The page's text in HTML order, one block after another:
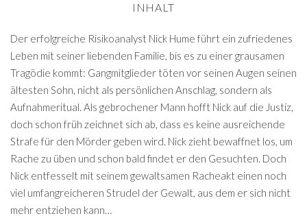
INHALT
Der erfolgreiche Risikoanalyst Nick Hume führt ein zufriedenes
Leben mit seiner liebenden Familie, bis es zu einer grausamen
Tragödie kommt: Gangmitglieder töten vor seinen Augen seinen
ältesten Sohn, nicht als persönlichen Anschlag, sondern als
Aufnahmeritual. Als gebrochener Mann hofft Nick auf die Justiz,
doch schon früh zeichnet sich ab, dass es keine ausreichende
Strafe für den Mörder geben wird. Nick zieht bewaffnet los, um
Rache zu üben und schon bald findet er den Gesuchten. Doch
Nick entfesselt mit seinem gewaltsamen Racheakt einen noch
viel umfangreicheren Strudel der Gewalt, aus dem er sich nicht
mehr entziehen kann…